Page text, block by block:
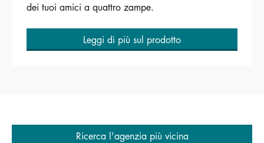
dei tuoi amici a quattro zampe.
Leggi di più sul prodotto
Ricerca l'agenzia più vicina